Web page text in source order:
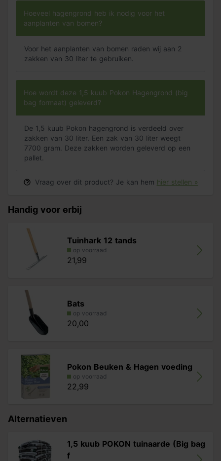
Hoeveel hagengrond heb ik nodig voor het
aanplanten van bomen?
Voor het aanplanten van bomen raden wij aan 2
zakken van 30 liter te gebruiken.
Hoe wordt deze 1,5 kuub Pokon Hagengrond (big
bag formaat) geleverd?
De 1,5 kuub Pokon hagengrond is verdeeld over
zakken van 30 liter. Een zak van 30 liter weegt
7700 gram. Deze zakken worden geleverd op een
pallet.
Vraag over dit product? Je kan hem hier stellen »
Handig voor erbij
Tuinhark 12 tands
op voorraad
21,99
Bats
op voorraad
20,00
Pokon Beuken & Hagen voeding
op voorraad
22,99
Alternatieven
1,5 kuub POKON tuinaarde (Big bag
f